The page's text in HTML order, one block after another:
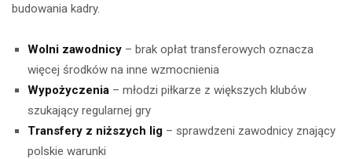
budowania kadry.
Wolni zawodnicy – brak opłat transferowych oznacza
więcej środków na inne wzmocnienia
Wypożyczenia – młodzi piłkarze z większych klubów
szukający regularnej gry
Transfery z niższych lig – sprawdzeni zawodnicy znający
polskie warunki